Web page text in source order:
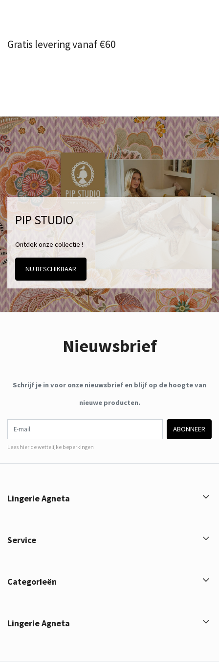
Gratis levering vanaf €60
PIP STUDIO
Ontdek onze collectie !
NU BESCHIKBAAR
Nieuwsbrief
Schrijf je in voor onze nieuwsbrief en blijf op de hoogte van
nieuwe producten.
ABONNEER
Lees hier de wettelijke beperkingen
Lingerie Agneta
Service
Categorieën
Lingerie Agneta